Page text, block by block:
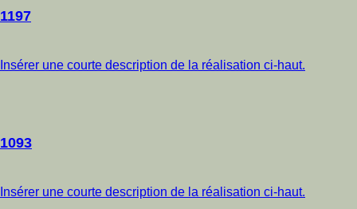
1197
Insérer une courte description de la réalisation ci-haut.
1093
Insérer une courte description de la réalisation ci-haut.